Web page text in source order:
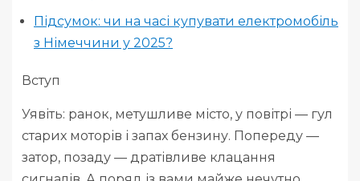
Підсумок: чи на часі купувати електромобіль
з Німеччини у 2025?
Вступ
Уявіть: ранок, метушливе місто, у повітрі — гул
старих моторів і запах бензину. Попереду —
затор, позаду — дратівливе клацання